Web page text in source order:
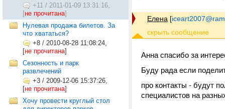
+11 / 2011-01-09 13:31:16,
[не прочитана]
Нулевая продажа билетов. За
что хвататься?
+8 / 2010-08-28 11:08:24,
[не прочитана]
Сезонность и парк
развлечений
+3 / 2009-12-06 15:37:26,
[не прочитана]
Хочу провести круглый стол
Елена [
Анна спасибо за
Буду рада если
про контакты - будут
специалистов на